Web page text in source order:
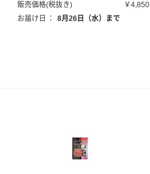
販売価格(税抜き)
￥4,850
お届け日
： 8月26日（水）まで